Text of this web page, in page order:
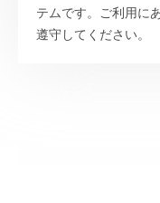
テムです。ご利用に
遵守してください。